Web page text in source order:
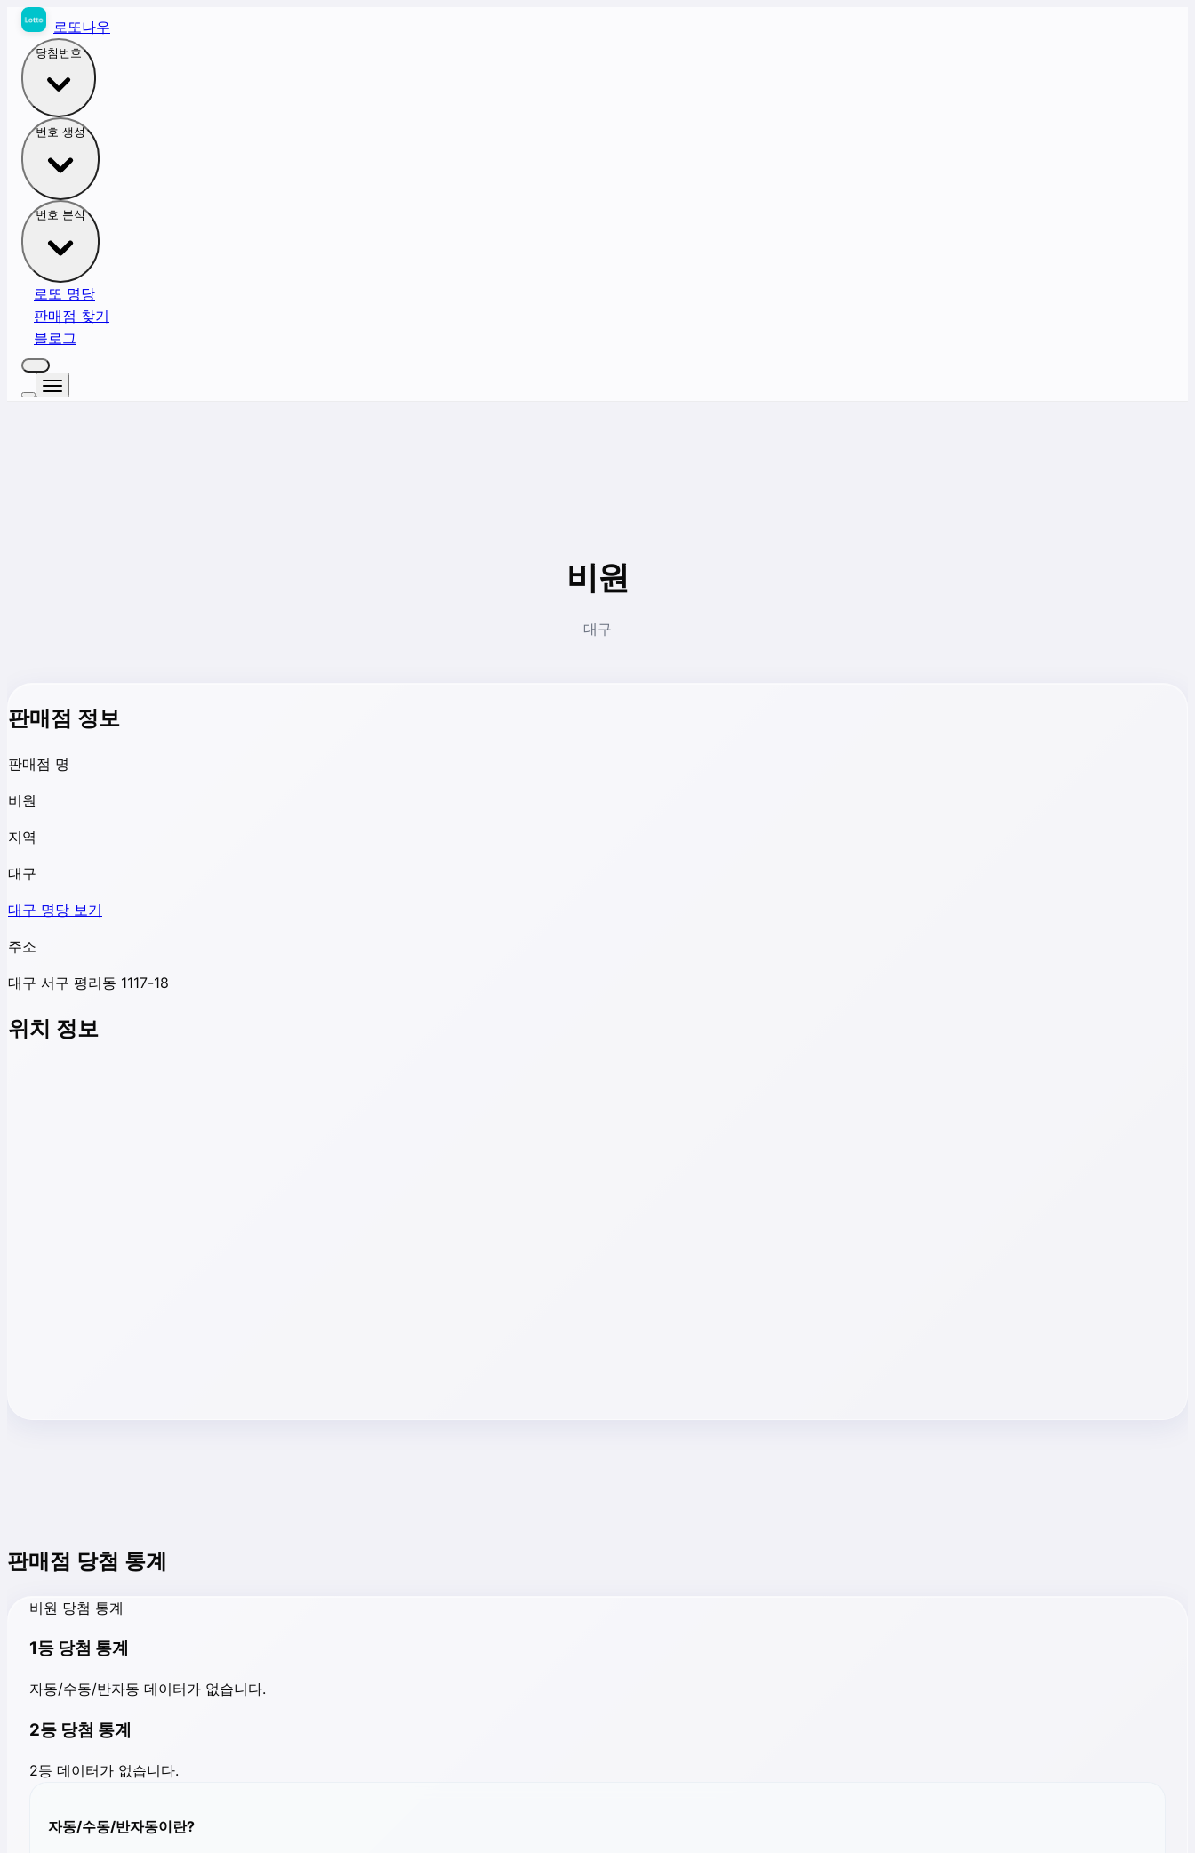
로또나우
당첨번호
번호 생성
번호 분석
로또 명당
판매점 찾기
블로그
비원
대구
판매점 정보
판매점 명
비원
지역
대구
대구 명당 보기
주소
대구 서구 평리동 1117-18
위치 정보
판매점 당첨 통계
비원 당첨 통계
1등 당첨 통계
자동/수동/반자동 데이터가 없습니다.
2등 당첨 통계
2등 데이터가 없습니다.
자동/수동/반자동이란?